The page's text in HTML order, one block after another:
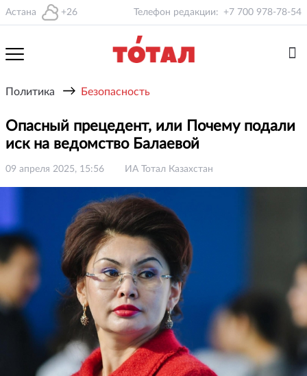
Астана +26 Телефон редакции: +7 700 978-78-54
Политика → Безопасность
Опасный прецедент, или Почему подали
иск на ведомство Балаевой
09 апреля 2025, 15:56 ИА Тотал Казахстан